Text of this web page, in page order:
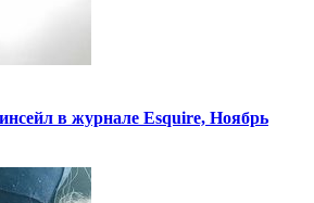
в журнале Esquire, Ноябрь